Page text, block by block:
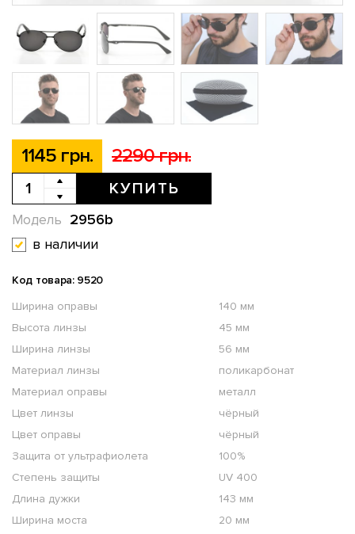
1145 грн. 2290 грн.
КУПИТЬ
2956b
Модель
в наличии
Код товара: 9520
Ширина оправы
140 мм
Высота линзы
45 мм
Ширина линзы
56 мм
Материал линзы
поликарбонат
Материал оправы
металл
Цвет линзы
чёрный
Цвет оправы
чёрный
Защита от ультрафиолета
100%
Степень защиты
UV 400
Длина дужки
143 мм
Ширина моста
20 мм